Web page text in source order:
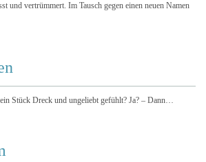
und vertrümmert. Im Tausch gegen einen neuen Namen
Stück Dreck und ungeliebt gefühlt? Ja? – Dann…